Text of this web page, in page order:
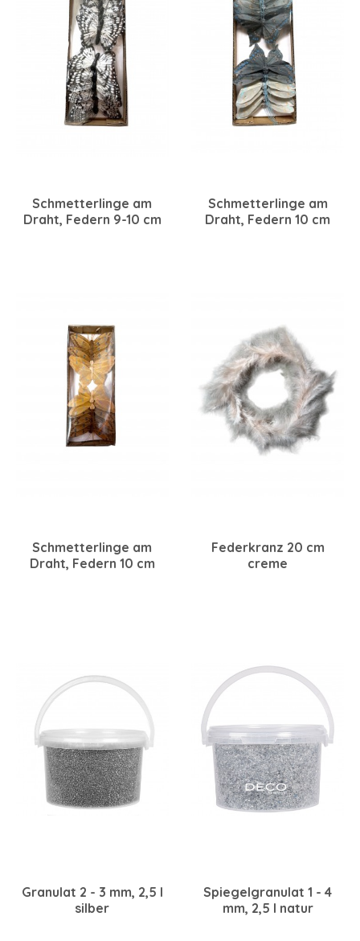
Schmetterlinge am
Draht, Federn 9-10 cm
Schmetterlinge am
Draht, Federn 10 cm
Schmetterlinge am
Draht, Federn 10 cm
Federkranz 20 cm
creme
Granulat 2 - 3 mm, 2,5 l
silber
Spiegelgranulat 1 - 4
mm, 2,5 l natur